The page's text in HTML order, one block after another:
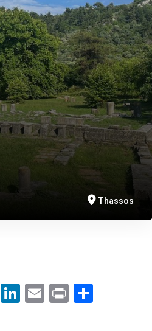
Thassos
Facebook
LinkedIn
Email
Print